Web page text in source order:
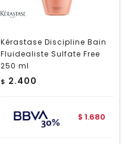
Kérastase Discipline Bain
Fluidealiste Sulfate Free
250 ml
$ 2.400
$ 1.680